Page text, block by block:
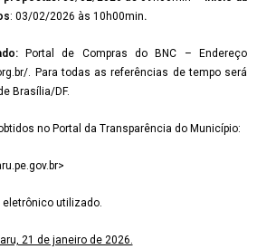
: 03/02/2026 às 10h00min.
Portal de Compras do BNC – Endereço
. Para todas as referências de tempo será
Brasília/DF.
no Portal da Transparência do Município:
utilizado.
21 de janeiro de 2026.